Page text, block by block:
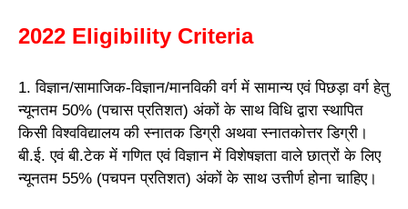
2022 Eligibility Criteria
1. विज्ञान/सामाजिक-विज्ञान/मानविकी वर्ग में सामान्य एवं पिछड़ा वर्ग हेतु
न्यूनतम 50% (पचास प्रतिशत) अंकों के साथ विधि द्वारा स्थापित
किसी विश्वविद्यालय की स्नातक डिग्री अथवा स्नातकोत्तर डिग्री।
बी.ई. एवं बी.टेक में गणित एवं विज्ञान में विशेषज्ञता वाले छात्रों के लिए
न्यूनतम 55% (पचपन प्रतिशत) अंकों के साथ उत्तीर्ण होना चाहिए।